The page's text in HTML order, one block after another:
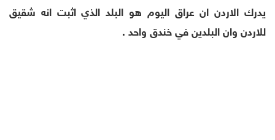
يدرك الاردن ان عراق اليوم هو البلد الذي اثبت انه شقيق
للاردن وان البلدين في خندق واحد .